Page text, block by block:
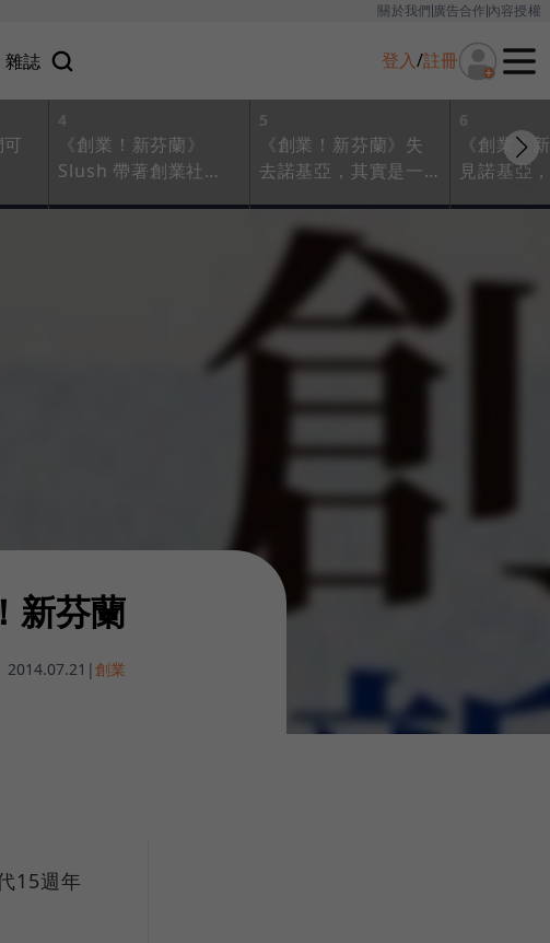
關於我們廣告合作內容授權
雜誌 登入/註冊
4
《創業！新芬蘭》
Slush 帶著創業社
5
《創業！新芬蘭》失
去諾基亞，其實是一
6
《創業！
見諾基亞
新芬蘭
2014.07.21 |創業
15週年